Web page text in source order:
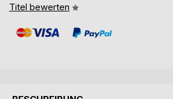
Titel bewerten